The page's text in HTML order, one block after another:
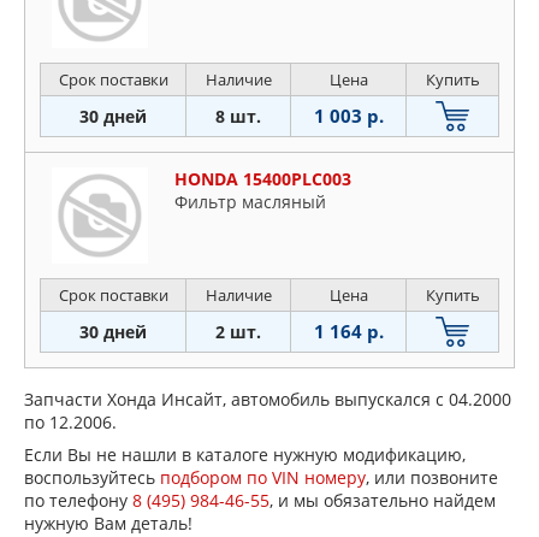
Срок поставки Наличие Цена Купить
30 дней 8 шт. 1 003 р.
HONDA 15400PLC003
Фильтp мacляный
Срок поставки Наличие Цена Купить
30 дней 2 шт. 1 164 р.
Запчасти Хонда Инсайт, автомобиль выпускался с 04.2000
по 12.2006.
Если Вы не нашли в каталоге нужную модификацию,
воспользуйтесь подбором по VIN номеру, или позвоните
по телефону 8 (495) 984-46-55, и мы обязательно найдем
нужную Вам деталь!